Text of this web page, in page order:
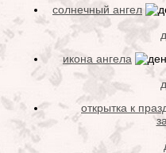
солнечный ангел
икона ангела
открытка к